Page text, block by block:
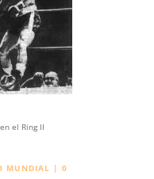
el Ring II
MUNDIAL | 0